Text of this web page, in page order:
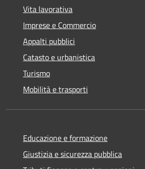
Vita lavorativa
Imprese e Commercio
Appalti pubblici
Catasto e urbanistica
Turismo
Mobilità e trasporti
Educazione e formazione
Giustizia e sicurezza pubblica